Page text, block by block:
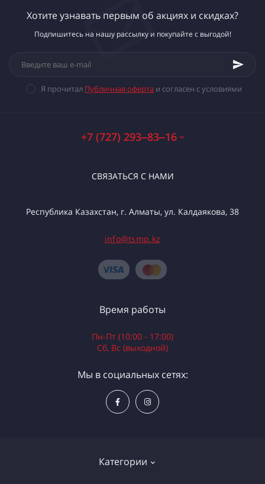
Хотите узнавать первым об акциях и скидках?
Подпишитесь на нашу рассылку и покупайте с выгодой!
Я прочитал Публичная оферта и согласен с условиями
+7 (727) 293‒83‒16
СВЯЗАТЬСЯ С НАМИ
Республика Казахстан, г. Алматы, ул. Калдаякова, 38
info@tsmp.kz
Категории
Время работы
Пн-Пт (10:00 - 17:00)
Сб, Вс (выходной)
Мы в социальных сетях: